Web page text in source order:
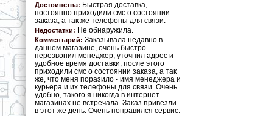
Достоинства: Быстрая доставка,
постоянно приходили смс о состоянии
заказа, а так же телефоны для связи.
Недостатки: Не обнаружила.
Комментарий: Заказывала недавно в
данном магазине, очень быстро
перезвонил менеджер, уточнил адрес и
удобное время доставки, после этого
приходили смс о состоянии заказа, а так
же, что меня поразило - имя менеджера и
курьера и их телефоны для связи. Очень
удобно, такого я никогда в интернет-
магазинах не встречала. Заказ привезли
в этот же день. Очень понравился сервис.